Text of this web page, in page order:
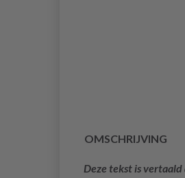
OMSCHRIJVING
Deze tekst is